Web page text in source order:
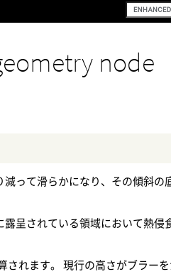
node
って滑らかになり、その傾斜の
呈されている領域において熱侵
されます。 現行の高さがブラー